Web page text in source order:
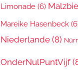
Limonade (6)
Mareike Hasenbeck
Niederlande (8)
OnderNulPuntVijf